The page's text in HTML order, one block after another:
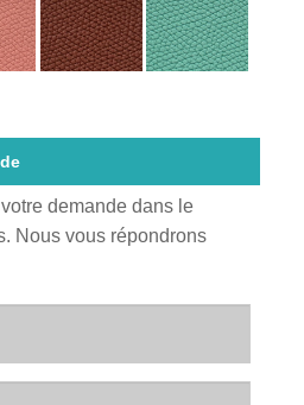
demande dans le
Nous vous répondrons